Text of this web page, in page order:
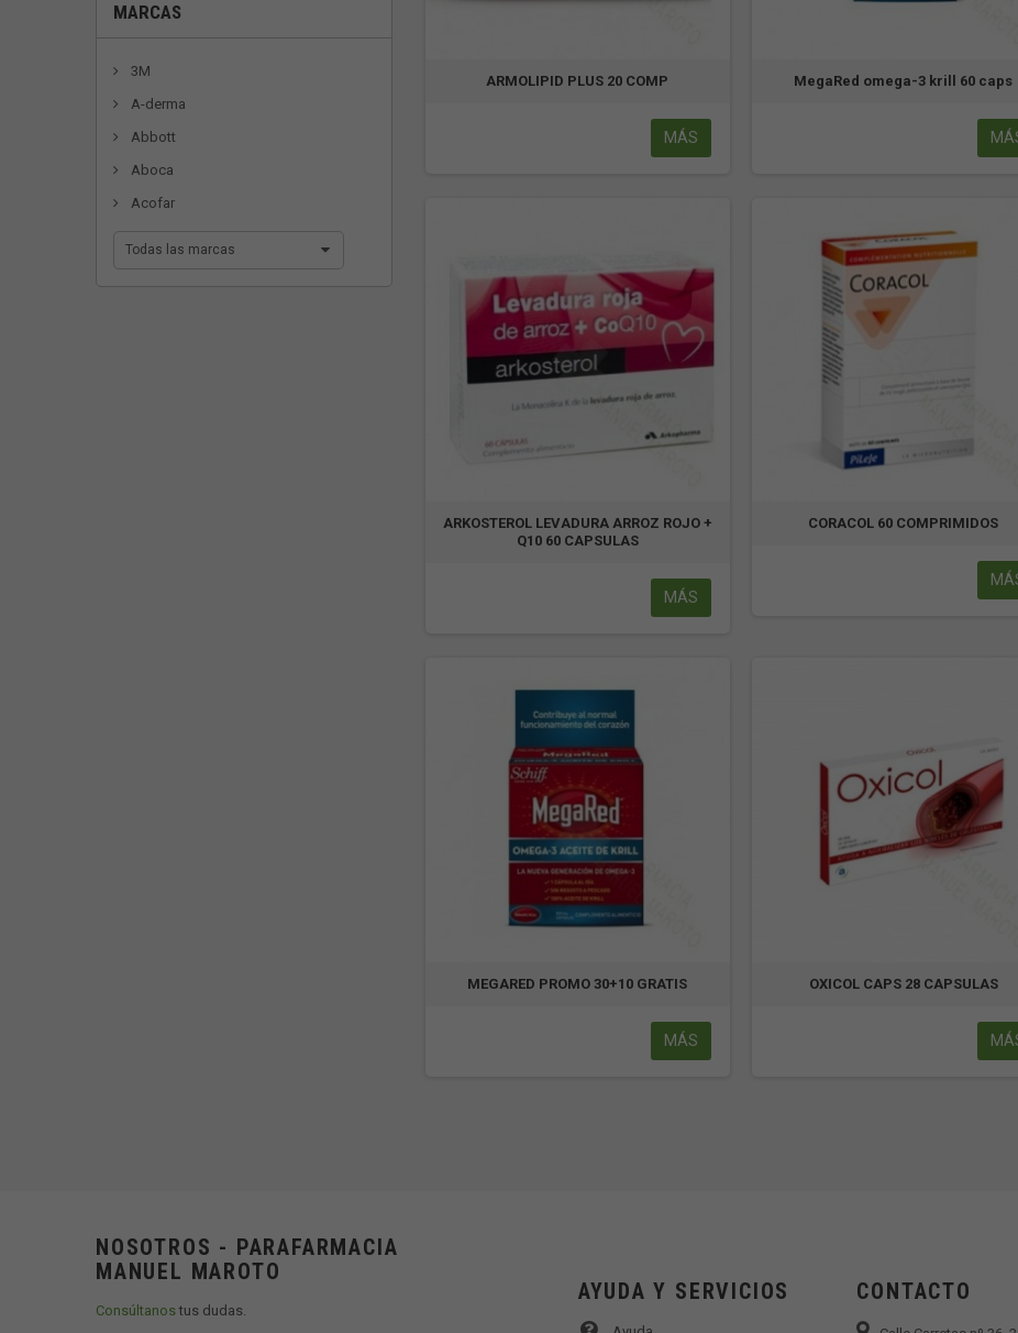
MARCAS
3M
A-derma
Abbott
Aboca
Acofar
Todas las marcas
ARMOLIPID PLUS 20 COMP
MÁS
MegaRed omega-3 krill 60 caps
ARKOSTEROL LEVADURA ARROZ ROJO +
Q10 60 CAPSULAS
MÁS
CORACOL 60 COMPRIMIDOS
MEGARED PROMO 30+10 GRATIS
MÁS
OXICOL CAPS 28 CAPSULAS
NOSOTROS - PARAFARMACIA
MANUEL MAROTO
Consúltanostus dudas.
AYUDA Y SERVICIOS CONTACTO